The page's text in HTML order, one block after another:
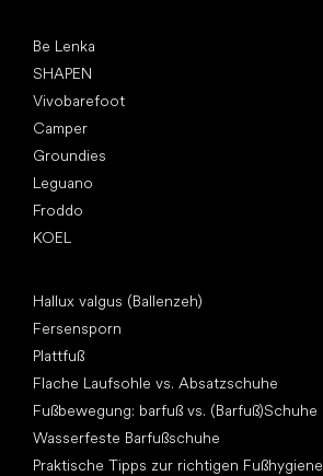
Be Lenka
SHAPEN
Vivobarefoot
Camper
Groundies
Leguano
Froddo
KOEL
Hallux valgus (Ballenzeh)
Fersensporn
Plattfuß
Flache Laufsohle vs. Absatzschuhe
Fußbewegung: barfuß vs. (Barfuß)Schuhe
Wasserfeste Barfußschuhe
Praktische Tipps zur richtigen Fußhygiene